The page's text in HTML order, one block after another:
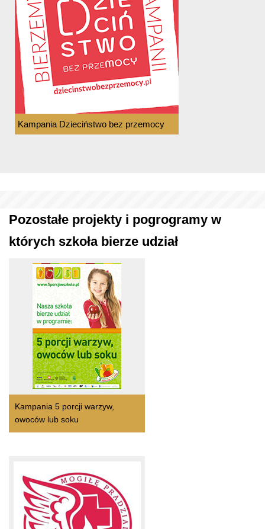
Kampania Dzieciństwo bez przemocy
Pozostałe projekty i pogrogramy w
których szkoła bierze udział
Kampania 5 porcji warzyw,
owoców lub soku